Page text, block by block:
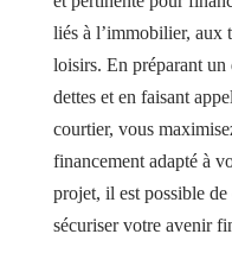
liés à l’immobilier, aux
loisirs. En préparant un
dettes et en faisant
courtier, vous
financement adapté à
projet, il est possible
sécuriser votre avenir